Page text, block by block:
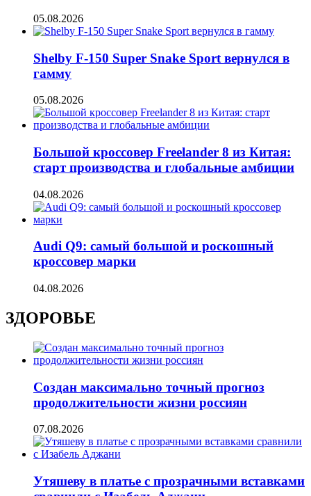
05.08.2026
Shelby F-150 Super Snake Sport вернулся в
гамму
05.08.2026
Большой кроссовер Freelander 8 из Китая:
старт производства и глобальные амбиции
04.08.2026
Audi Q9: самый большой и роскошный
кроссовер марки
04.08.2026
ЗДОРОВЬЕ
Создан максимально точный прогноз
продолжительности жизни россиян
07.08.2026
Утяшеву в платье с прозрачными вставками